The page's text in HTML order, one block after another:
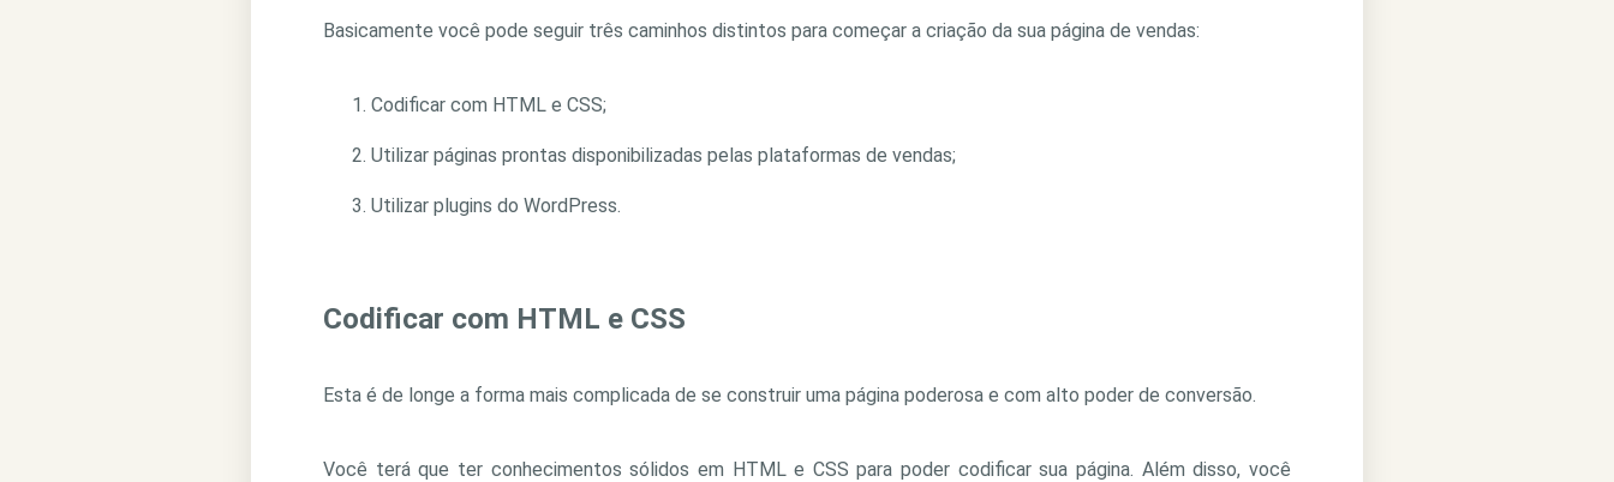
Basicamente você pode seguir três caminhos distintos para começar a criação da sua página de vendas:
Codificar com HTML e CSS;
Utilizar páginas prontas disponibilizadas pelas plataformas de vendas;
Utilizar plugins do WordPress.
Codificar com HTML e CSS
Esta é de longe a forma mais complicada de se construir uma página poderosa e com alto poder de conversão.
Você terá que ter conhecimentos sólidos em HTML e CSS para poder codificar sua página. Além disso, você